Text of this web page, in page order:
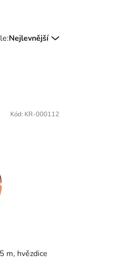
Nejlevnější
m, hvězdice
Kód: KR-000112